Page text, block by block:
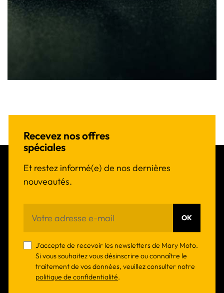
Recevez nos offres
spéciales
Et restez informé(e) de nos dernières
nouveautés.
OK
J'accepte de recevoir les newsletters de Mary Moto.
Si vous souhaitez vous désinscrire ou connaître le
traitement de vos données, veuillez consulter notre
politique de confidentialité.